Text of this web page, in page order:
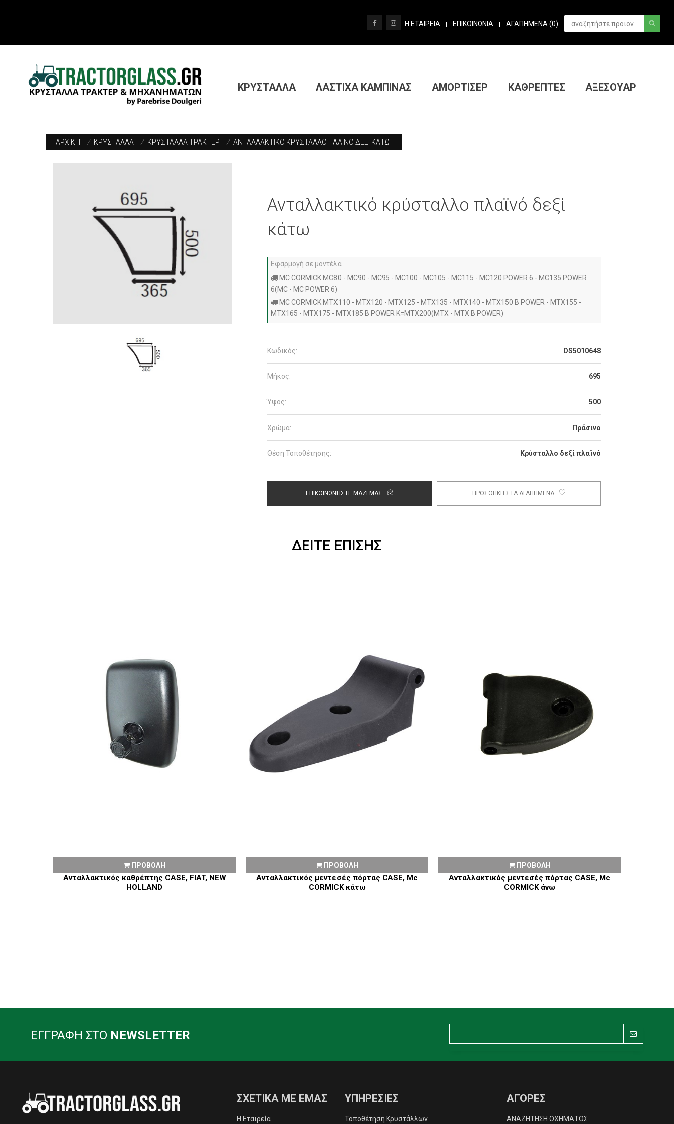
Η ΕΤΑΙΡΕΙΑ | ΕΠΙΚΟΙΝΩΝΙΑ | ΑΓΑΠΗΜΕΝΑ (0)
ΚΡΥΣΤΑΛΛΑ ΛΑΣΤΙΧΑ ΚΑΜΠΙΝΑΣ ΑΜΟΡΤΙΣΕΡ ΚΑΘΡΕΠΤΕΣ ΑΞΕΣΟΥΑΡ
ΑΡΧΙΚΗ / ΚΡΥΣΤΑΛΛΑ / ΚΡΥΣΤΑΛΛΑ ΤΡΑΚΤΕΡ / ΑΝΤΑΛΛΑΚΤΙΚΟ ΚΡΥΣΤΑΛΛΟ ΠΛΑΪΝΟ ΔΕΞΙ ΚΑΤΩ
Ανταλλακτικό κρύσταλλο πλαϊνό δεξί
κάτω
Εφαρμογή σε μοντέλα
MC CORMICK MC80 - MC90 - MC95 - MC100 - MC105 - MC115 - MC120 POWER 6 - MC135 POWER
6(MC - MC POWER 6)
MC CORMICK MTX110 - MTX120 - MTX125 - MTX135 - MTX140 - MTX150 B POWER - MTX155 -
MTX165 - MTX175 - MTX185 B POWER K=MTX200(MTX - MTX B POWER)
Κωδικός: DS5010648
Μήκος: 695
Ύψος: 500
Χρώμα: Πράσινο
Θέση Τοποθέτησης: Κρύσταλλο δεξί πλαϊνό
ΕΠΙΚΟΙΝΩΝΗΣΤΕ ΜΑΖΙ ΜΑΣ ΠΡΟΣΘΗΚΗ ΣΤΑ ΑΓΑΠΗΜΕΝΑ
ΔΕΙΤΕ ΕΠΙΣΗΣ
ΠΡΟΒΟΛΗ
Ανταλλακτικός καθρέπτης CASE, FIAT, NEW
HOLLAND
ΠΡΟΒΟΛΗ
Ανταλλακτικός μεντεσές πόρτας CASE, Mc
CORMICK κάτω
ΠΡΟΒΟΛΗ
Ανταλλακτικός μεντεσές πόρτας CASE, Mc
CORMICK άνω
ΕΓΓΡΑΦΗ ΣΤΟ NEWSLETTER
ΣΧΕΤΙΚΑ ΜΕ ΕΜΑΣ
Η Εταιρεία
ΥΠΗΡΕΣΙΕΣ
Τοποθέτηση Κρυστάλλων
ΑΓΟΡΕΣ
ΑΝΑΖΗΤΗΣΗ ΟΧΗΜΑΤΟΣ